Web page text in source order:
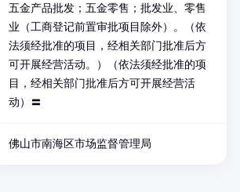
五金产品批发；五金零售；批发业、零售
业（工商登记前置审批项目除外）。（依
法须经批准的项目，经相关部门批准后方
可开展经营活动。）（依法须经批准的项
目，经相关部门批准后方可开展经营活
动）〓
佛山市南海区市场监督管理局